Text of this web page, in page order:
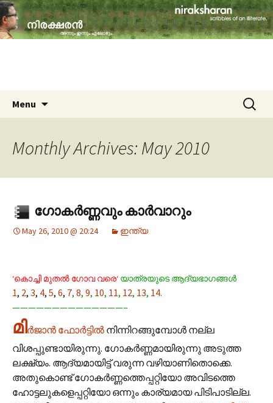
niraksharan (നിരക്ഷരൻ)
travelogues, book reviews, social issues,
cinema, memories & lot more…
Menu
Search
for:
Monthly Archives: May 2010
ഗോകര്‍ണ്ണവും കാര്‍വാറും
May 26, 2010 @ 20:24 ഇന്ത്യ
‘കൊച്ചി മുതല്‍ ഗോവ വരെ‘ യാത്രയുടെ ആദ്യഭാഗങ്ങള്‍
1, 2, 3, 4, 5, 6, 7, 8, 9, 10, 11, 12, 13, 14.
——————————————–
മിര്‍ജാന്‍ ഫോര്‍ട്ടില്‍ നിന്നിറങ്ങുമ്പോള്‍ നല്ല
വിശപ്പുണ്ടായിരുന്നു. ഗോകര്‍ണ്ണമായിരുന്നു അടുത്ത
ലക്ഷ്യം. ആദ്യമായിട്ട് വരുന്ന വഴിയാണിതൊക്കെ.
അതുകൊണ്ട് ഗോകര്‍ണ്ണത്തെപ്പറ്റിയോ അവിടത്തെ
ഹോട്ടലുകളെപ്പറ്റിയോ ഒന്നും കാര്യമായ പിടിപാടില്ല.